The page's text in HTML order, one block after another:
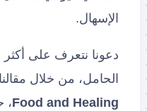
الإسهال.
دعونا نتعرف على
الحامل، من خلال
Food and Healing،